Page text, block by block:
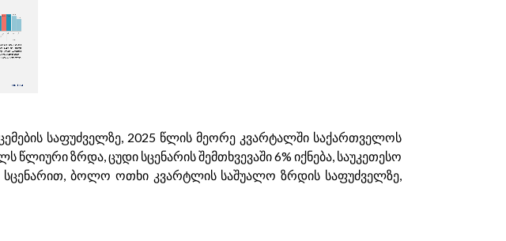
საფუძველზე, 2025 წლის მეორე კვარტალში საქართველოს
ზრდა, ცუდი სცენარის შემთხვევაში 6% იქნება, საუკეთესო
სცენარით, ბოლო ოთხი კვარტლის საშუალო ზრდის საფუძველზე,